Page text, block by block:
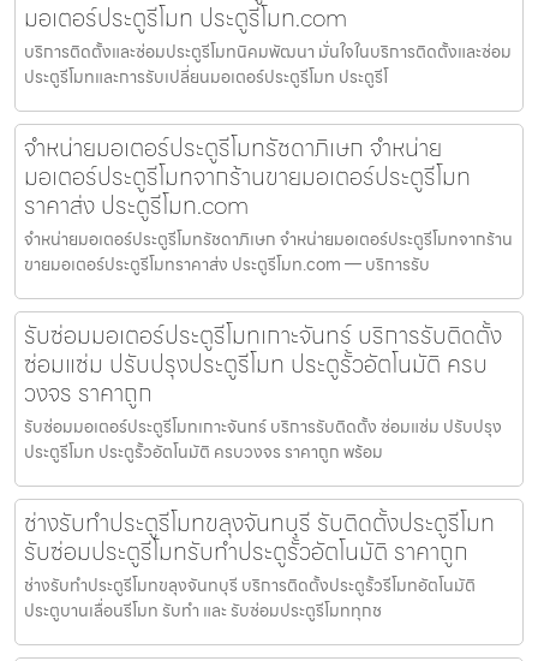
มอเตอร์ประตูรีโมท ประตูรีโมท.com
บริการติดตั้งและซ่อมประตูรีโมทนิคมพัฒนา มั่นใจในบริการติดตั้งและซ่อม
ประตูรีโมทและการรับเปลี่ยนมอเตอร์ประตูรีโมท ประตูรีโ
จำหน่ายมอเตอร์ประตูรีโมทรัชดาภิเษก จำหน่าย
มอเตอร์ประตูรีโมทจากร้านขายมอเตอร์ประตูรีโมท
ราคาส่ง ประตูรีโมท.com
จำหน่ายมอเตอร์ประตูรีโมทรัชดาภิเษก จำหน่ายมอเตอร์ประตูรีโมทจากร้าน
ขายมอเตอร์ประตูรีโมทราคาส่ง ประตูรีโมท.com — บริการรับ
รับซ่อมมอเตอร์ประตูรีโมทเกาะจันทร์ บริการรับติดตั้ง
ซ่อมแซ่ม ปรับปรุงประตูรีโมท ประตูรั้วอัตโนมัติ ครบ
วงจร ราคาถูก
รับซ่อมมอเตอร์ประตูรีโมทเกาะจันทร์ บริการรับติดตั้ง ซ่อมแซ่ม ปรับปรุง
ประตูรีโมท ประตูรั้วอัตโนมัติ ครบวงจร ราคาถูก พร้อม
ช่างรับทำประตูรีโมทขลุงจันทบุรี รับติดตั้งประตูรีโมท
รับซ่อมประตูรีโมทรับทำประตูรั้วอัตโนมัติ ราคาถูก
ช่างรับทำประตูรีโมทขลุงจันทบุรี บริการติดตั้งประตูรั้วรีโมทอัตโนมัติ
ประตูบานเลื่อนรีโมท รับทำ และ รับซ่อมประตูรีโมททุกช